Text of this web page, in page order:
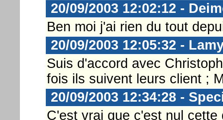
20/09/2003 12:02:12 -
Ben moi j'ai rien du tout
20/09/2003 12:05:32 -
Suis d'accord avec
fois ils suivent leurs client ;
20/09/2003 12:34:28 -
C'est vrai que c'est nul cette